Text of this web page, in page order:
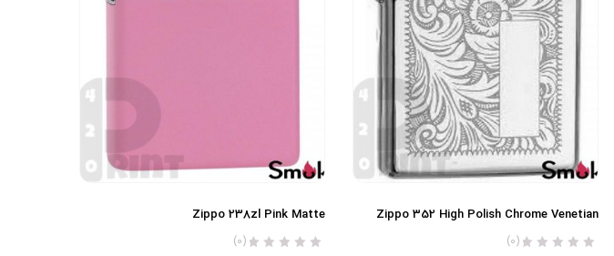
Zippo 352 High Polish Chrome Venetian
(0)
Zippo 238zl Pink Matte
(0)